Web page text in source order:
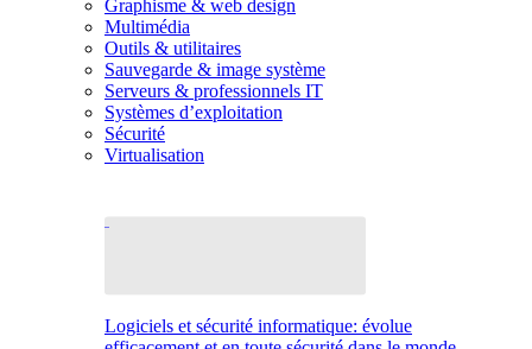
Graphisme & web design
Multimédia
Outils & utilitaires
Sauvegarde & image système
Serveurs & professionnels IT
Systèmes d’exploitation
Sécurité
Virtualisation
Logiciels et sécurité informatique: évolue